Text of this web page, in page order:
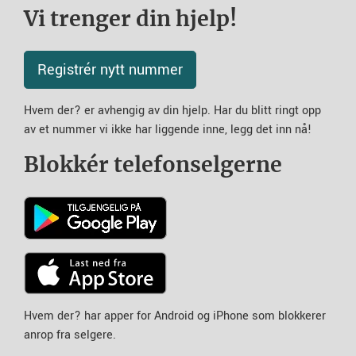
Vi trenger din hjelp!
Registrér nytt nummer
Hvem der? er avhengig av din hjelp. Har du blitt ringt opp
av et nummer vi ikke har liggende inne, legg det inn nå!
Blokkér telefonselgerne
Hvem der? har apper for Android og iPhone som blokkerer
anrop fra selgere.